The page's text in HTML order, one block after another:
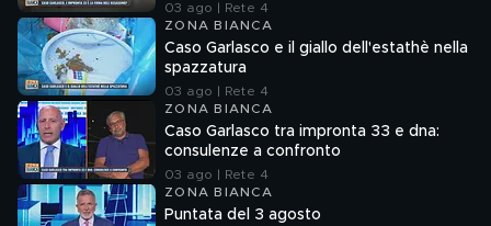
03 ago | Rete 4
ZONA BIANCA
Caso Garlasco e il giallo dell'estathè nella
spazzatura
03 ago | Rete 4
ZONA BIANCA
Caso Garlasco tra impronta 33 e dna:
consulenze a confronto
03 ago | Rete 4
ZONA BIANCA
Puntata del 3 agosto